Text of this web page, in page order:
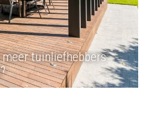
tuinliefhebbers